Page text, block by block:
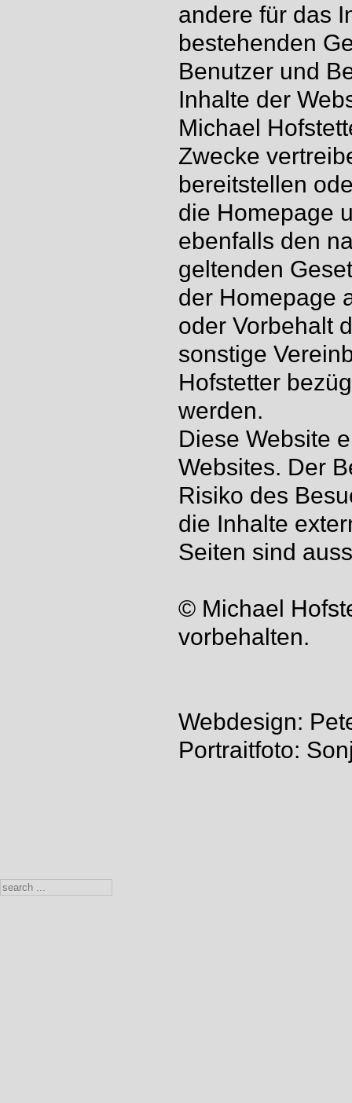
andere für das
bestehenden
Benutzer und
Inhalte der
Michael
Zwecke
bereitstellen
die Homepage
ebenfalls den
geltenden
der Homepage
oder Vorbehalt
sonstige
Hofstetter
werden.
Diese Website
Websites. Der
Risiko des
die Inhalte
Seiten sind
© Michael
vorbehalten.
Webdesign:
Portraitfoto: